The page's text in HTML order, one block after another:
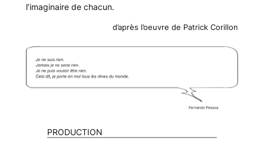
l’imaginaire de chacun.
d’après l’oeuvre de Patrick Corillon
PRODUCTION